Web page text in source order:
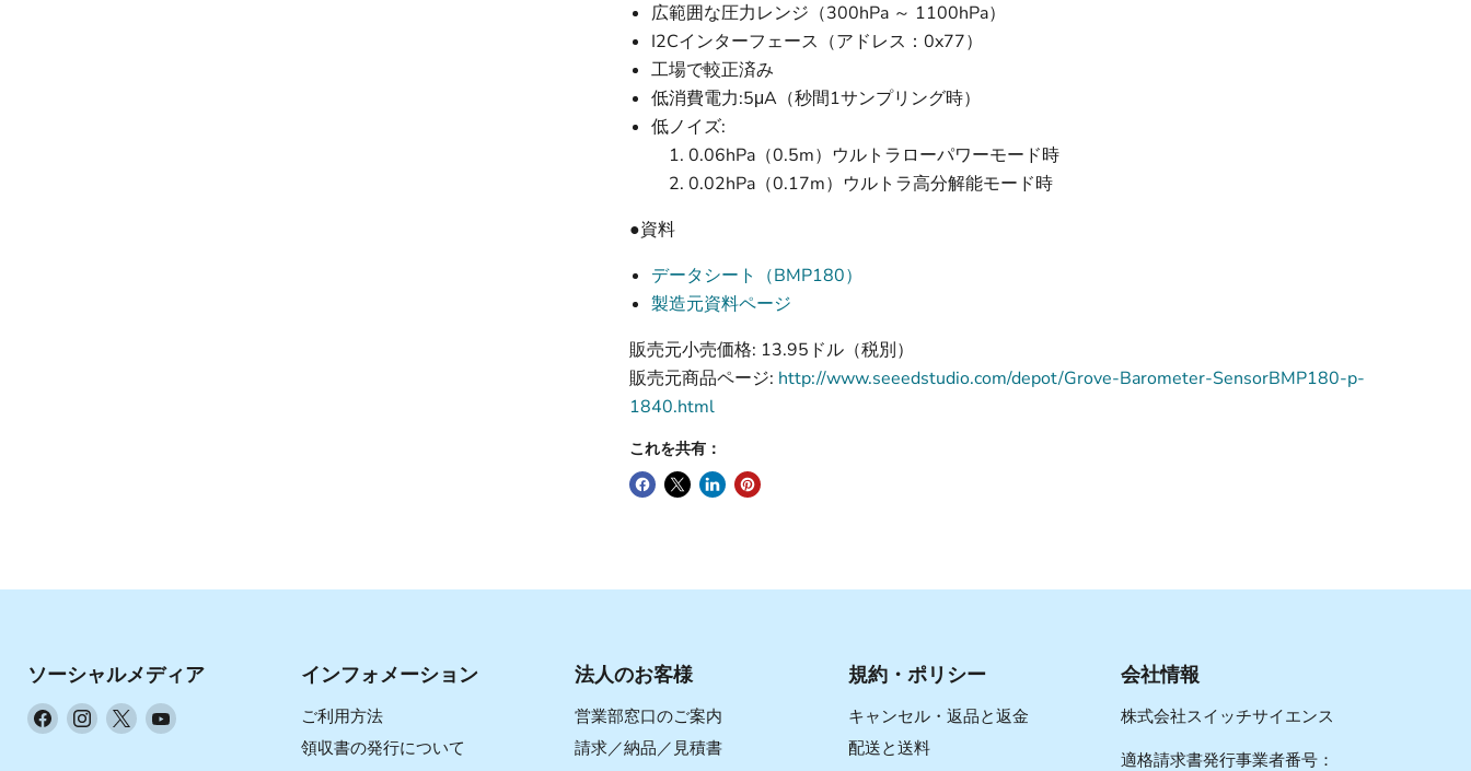
広範囲な圧力レンジ（300hPa ～ 1100hPa）
I2Cインターフェース（アドレス：0x77）
工場で較正済み
低消費電力:5μA（秒間1サンプリング時）
低ノイズ:
1. 0.06hPa（0.5m）ウルトラローパワーモード時
2. 0.02hPa（0.17m）ウルトラ高分解能モード時
●資料
データシート（BMP180）
製造元資料ページ
販売元小売価格: 13.95ドル（税別）
販売元商品ページ: http://www.seeedstudio.com/depot/Grove-Barometer-SensorBMP180-p-
1840.html
これを共有：
ソーシャルメディア
FacebookInstagram
X
YouTube
インフォメーション
ご利用方法
領収書の発行について
法人のお客様
営業部窓口のご案内
請求／納品／見積書
規約・ポリシー
キャンセル・返品と返金
配送と送料
会社情報
株式会社スイッチサイエンス
適格請求書発行事業者番号：